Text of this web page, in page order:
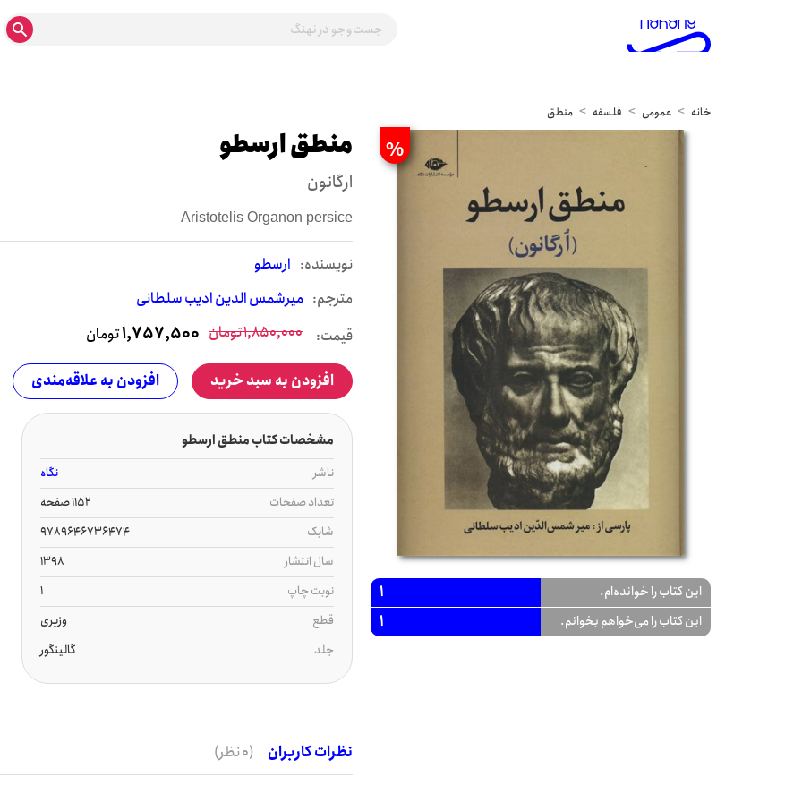
خانه عمومی فلسفه منطق
%
این کتاب را خوانده‌ام. 1
این کتاب را می‌خواهم بخوانم. 1
منطق ارسطو
ارگانون
Aristotelis Organon persice
نويسنده: ارسطو
مترجم: میرشمس الدین ادیب سلطانی
قیمت:
1,850,000تومان 1,757,500تومان
افزودن به سبد خرید افزودن به علاقه‌مندی
مشخصات کتاب منطق ارسطو
ناشر
نگاه
تعداد صفحات
1152 صفحه
شابک
9789646736474
سال انتشار
1398
نوبت چاپ
1
قطع
وزیری
جلد
گالینگور
نظرات کاربران (0 نظر)